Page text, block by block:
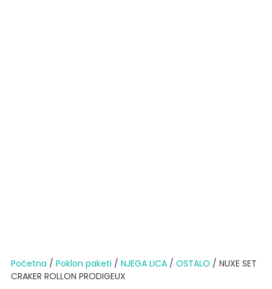
Početna / Poklon paketi / NJEGA LICA/ OSTALO / NUXE SET
CRAKER ROLLON PRODIGEUX